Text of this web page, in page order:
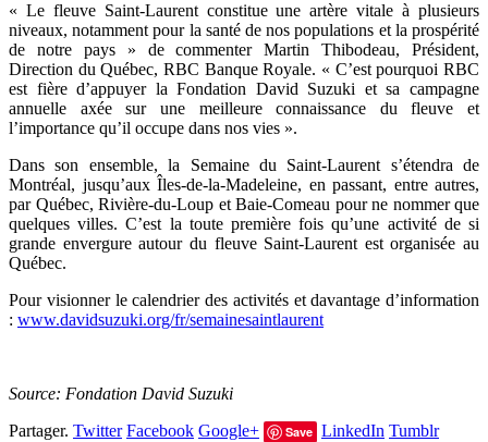
« Le fleuve Saint-Laurent constitue une artère vitale à plusieurs
niveaux, notamment pour la santé de nos populations et la prospérité
de notre pays » de commenter Martin Thibodeau, Président,
Direction du Québec, RBC Banque Royale. « C’est pourquoi RBC
est fière d’appuyer la Fondation David Suzuki et sa campagne
annuelle axée sur une meilleure connaissance du fleuve et
l’importance qu’il occupe dans nos vies ».
Dans son ensemble, la Semaine du Saint-Laurent s’étendra de
Montréal, jusqu’aux Îles-de-la-Madeleine, en passant, entre autres,
par Québec, Rivière-du-Loup et Baie-Comeau pour ne nommer que
quelques villes. C’est la toute première fois qu’une activité de si
grande envergure autour du fleuve Saint-Laurent est organisée au
Québec.
Pour visionner le calendrier des activités et davantage d’information
: www.davidsuzuki.org/fr/semainesaintlaurent
Source: Fondation David Suzuki
Partager. Twitter Facebook Google+ Save LinkedIn Tumblr